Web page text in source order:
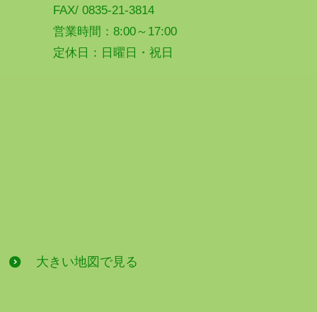
FAX/ 0835-21-3814
営業時間：8:00～17:00
定休日：日曜日・祝日
大きい地図で見る